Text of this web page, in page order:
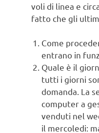
voli di linea e
fatto che gli
Come
entrano in
Quale è il
tutti i giorni
domanda. La
computer a
venduti nel
il mercoledi: